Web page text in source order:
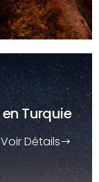
en Turquie
Voir Détails